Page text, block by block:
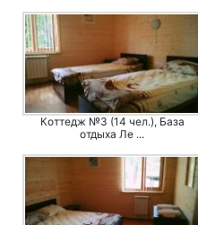
Коттедж №3 (14 чел.), База
отдыха Ле ...